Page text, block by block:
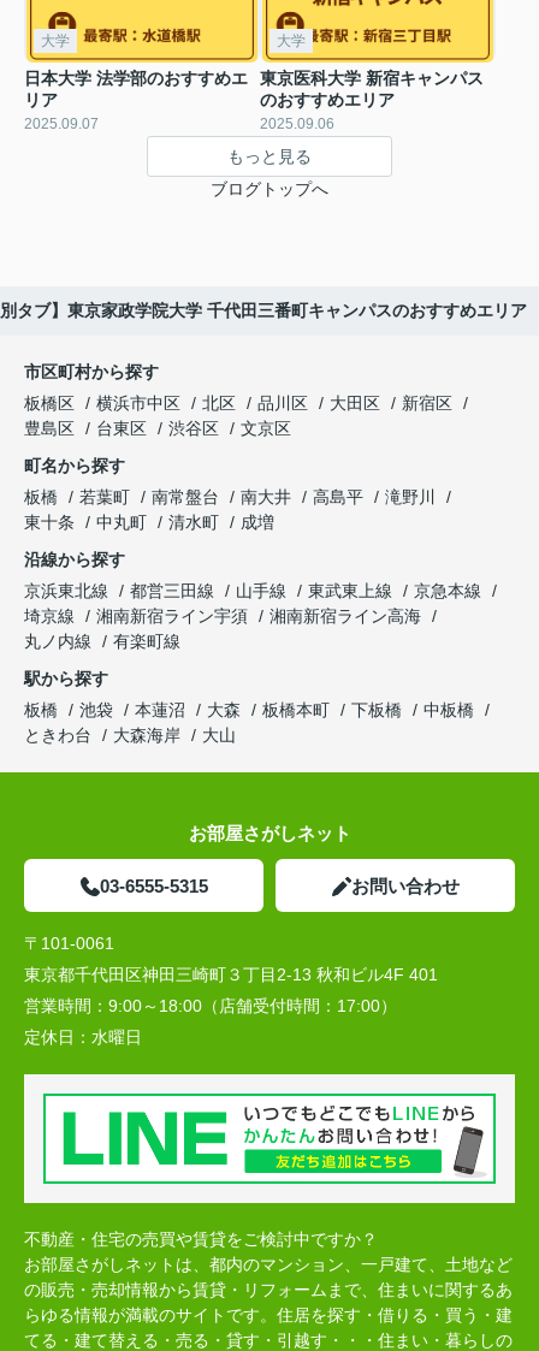
大学
日本大学 法学部のおすすめエ
リア
2025.09.07
大学
東京医科大学 新宿キャンパス
のおすすめエリア
2025.09.06
もっと見る
ブログトップへ
タブ】東京家政学院大学 千代田三番町キャンパスのおすすめエリア
市区町村から探す
板橋区
横浜市中区 北区 品川区 大田区
新宿区
豊島区
台東区 渋谷区
文京区
町名から探す
板橋
若葉町 南常盤台 南大井 高島平
滝野川
東十条
中丸町 清水町
成増
沿線から探す
京浜東北線
都営三田線 山手線 東武東上線
京急本線
埼京線
湘南新宿ライン宇須
湘南新宿ライン高海
丸ノ内線
有楽町線
駅から探す
板橋
池袋 本蓮沼 大森 板橋本町 下板橋
中板橋
ときわ台
大森海岸 大山
お部屋さがしネット
03-6555-5315 お問い合わせ
〒101-0061
東京都千代田区神田三崎町３丁目2-13 秋和ビル4F 401
営業時間： 9:00～18:00（店舗受付時間：17:00）
定休日： 水曜日
不動産・住宅の売買や賃貸をご検討中ですか？
お部屋さがしネットは、都内のマンション、一戸建て、土地など
の販売・売却情報から賃貸・リフォームまで、住まいに関するあ
らゆる情報が満載のサイトです。住居を探す・借りる・買う・建
てる・建て替える・売る・貸す・引越す・・・住まい・暮らしの